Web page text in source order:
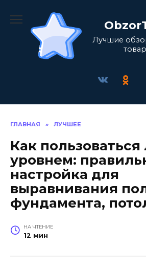
содержанию
Лучшие
ГЛАВНАЯ » ЛУЧШЕЕ
Как
уровнем:
настройка для
выравнивания
фундамента,
НА ЧТЕНИЕ
12 мин